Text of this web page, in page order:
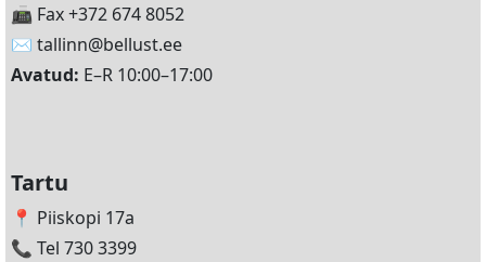
📠 Fax +372 674 8052
✉️ tallinn@bellust.ee
Avatud: E–R 10:00–17:00
Tartu
📍 Piiskopi 17a
📞 Tel 730 3399